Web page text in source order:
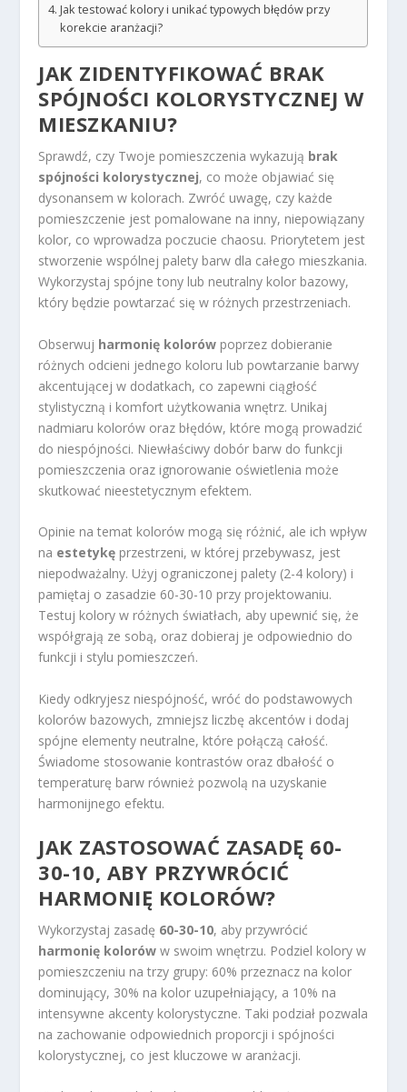
Jak testować kolory i unikać typowych błędów przy
korekcie aranżacji?
JAK ZIDENTYFIKOWAĆ BRAK
SPÓJNOŚCI KOLORYSTYCZNEJ W
MIESZKANIU?
Sprawdź, czy Twoje pomieszczenia wykazują brak
spójności kolorystycznej, co może objawiać się
dysonansem w kolorach. Zwróć uwagę, czy każde
pomieszczenie jest pomalowane na inny, niepowiązany
kolor, co wprowadza poczucie chaosu. Priorytetem jest
stworzenie wspólnej palety barw dla całego mieszkania.
Wykorzystaj spójne tony lub neutralny kolor bazowy,
który będzie powtarzać się w różnych przestrzeniach.
Obserwuj harmonię kolorów poprzez dobieranie
różnych odcieni jednego koloru lub powtarzanie barwy
akcentującej w dodatkach, co zapewni ciągłość
stylistyczną i komfort użytkowania wnętrz. Unikaj
nadmiaru kolorów oraz błędów, które mogą prowadzić
do niespójności. Niewłaściwy dobór barw do funkcji
pomieszczenia oraz ignorowanie oświetlenia może
skutkować nieestetycznym efektem.
Opinie na temat kolorów mogą się różnić, ale ich wpływ
na estetykę przestrzeni, w której przebywasz, jest
niepodważalny. Użyj ograniczonej palety (2-4 kolory) i
pamiętaj o zasadzie 60-30-10 przy projektowaniu.
Testuj kolory w różnych światłach, aby upewnić się, że
współgrają ze sobą, oraz dobieraj je odpowiednio do
funkcji i stylu pomieszczeń.
Kiedy odkryjesz niespójność, wróć do podstawowych
kolorów bazowych, zmniejsz liczbę akcentów i dodaj
spójne elementy neutralne, które połączą całość.
Świadome stosowanie kontrastów oraz dbałość o
temperaturę barw również pozwolą na uzyskanie
harmonijnego efektu.
JAK ZASTOSOWAĆ ZASADĘ 60-
30-10, ABY PRZYWRÓCIĆ
HARMONIĘ KOLORÓW?
Wykorzystaj zasadę 60-30-10, aby przywrócić
harmonię kolorów w swoim wnętrzu. Podziel kolory w
pomieszczeniu na trzy grupy: 60% przeznacz na kolor
dominujący, 30% na kolor uzupełniający, a 10% na
intensywne akcenty kolorystyczne. Taki podział pozwala
na zachowanie odpowiednich proporcji i spójności
kolorystycznej, co jest kluczowe w aranżacji.